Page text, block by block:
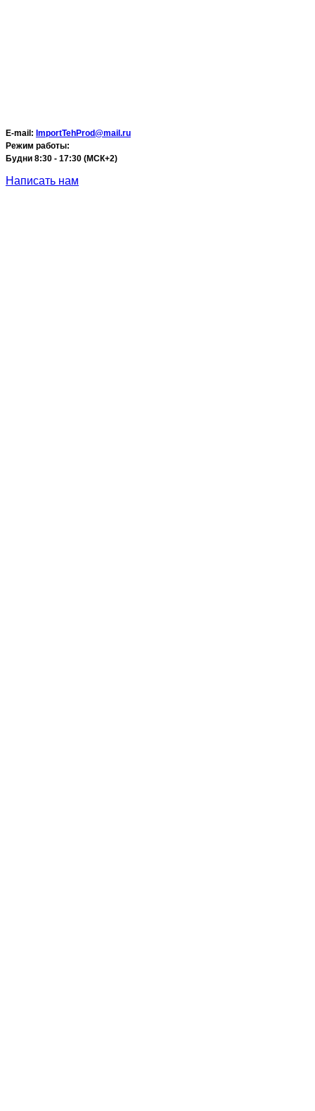
E-mail: ImportTehProd@mail.ru
Режим работы:
Будни 8:30 - 17:30 (МСК+2)
Написать нам